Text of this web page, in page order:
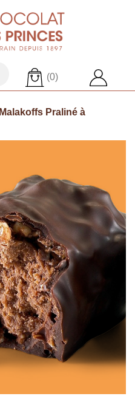
(0)
Malakoffs Praliné à